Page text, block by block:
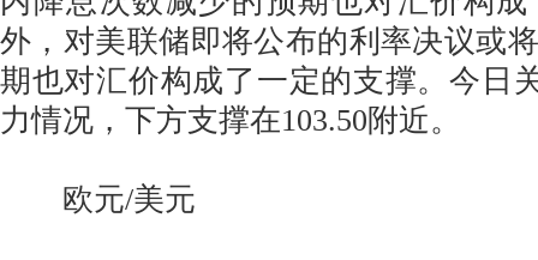
外，对美联储即将公布的利率决议或
期也对汇价构成了一定的支撑。今日
力情况，下方支撑在103.50附近。
欧元/美元